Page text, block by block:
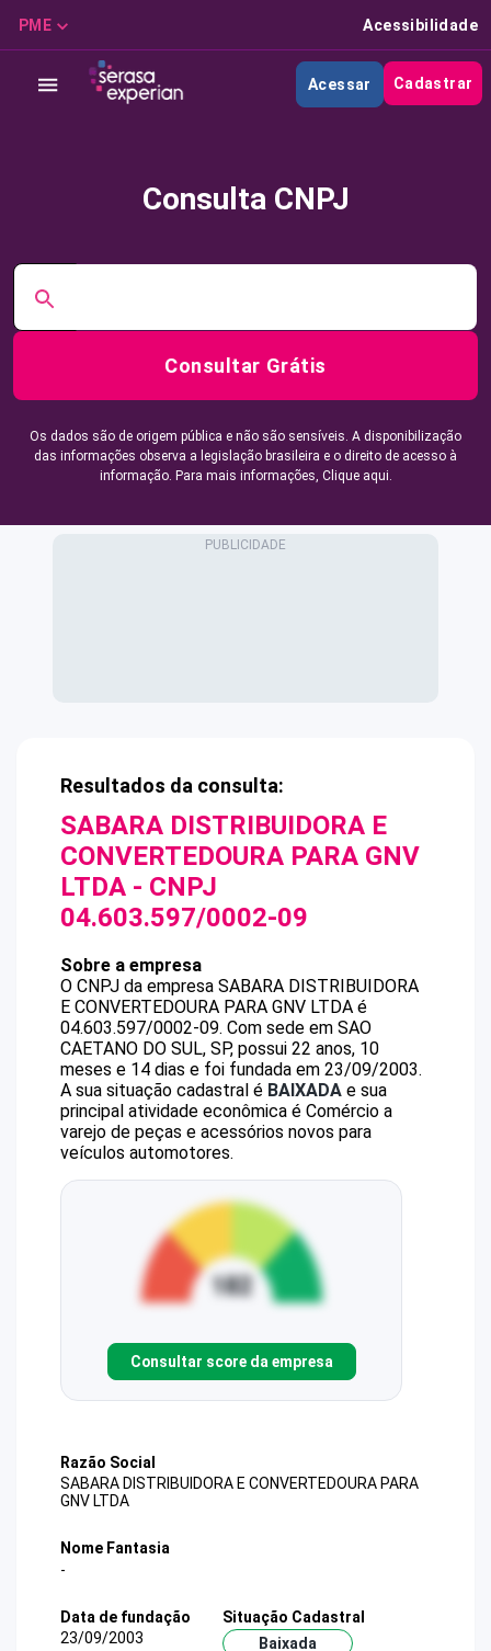
PME Acessibilidade
Acessar Cadastrar
Consulta CNPJ
Consultar Grátis
Os dados são de origem pública e não são sensíveis. A disponibilização
das informações observa a legislação brasileira e o direito de acesso à
informação. Para mais informações, Clique aqui.
Resultados da consulta:
SABARA DISTRIBUIDORA E
CONVERTEDOURA PARA GNV
LTDA - CNPJ
04.603.597/0002-09
Sobre a empresa
O CNPJ da empresa SABARA DISTRIBUIDORA
E CONVERTEDOURA PARA GNV LTDA é
04.603.597/0002-09. Com sede em SAO
CAETANO DO SUL, SP, possui 22 anos, 10
meses e 14 dias e foi fundada em 23/09/2003.
A sua situação cadastral é BAIXADA e sua
principal atividade econômica é Comércio a
varejo de peças e acessórios novos para
veículos automotores.
Consultar score da empresa
Razão Social
SABARA DISTRIBUIDORA E CONVERTEDOURA PARA
GNV LTDA
Nome Fantasia
-
Data de fundação
23/09/2003
Situação Cadastral
Baixada